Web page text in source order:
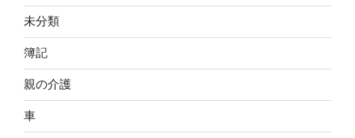
未分類
簿記
親の介護
車